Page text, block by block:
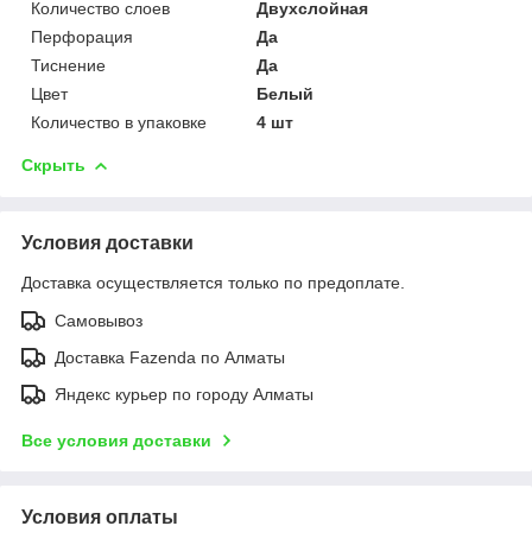
Количество слоев
Двухслойная
Перфорация
Да
Тиснение
Да
Цвет
Белый
Количество в упаковке
4 шт
Скрыть
Условия доставки
Доставка осуществляется только по предоплате.
Самовывоз
Доставка Fazenda по Алматы
Яндекс курьер по городу Алматы
Все условия доставки
Условия оплаты